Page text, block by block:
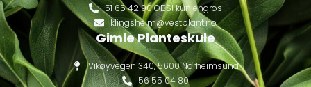
51 65 42 90 OBS! kun engros
klingsheim@vestplant.no
Gimle Planteskule
Vikøyvegen 340, 5600 Norheimsund
56 55 04 80